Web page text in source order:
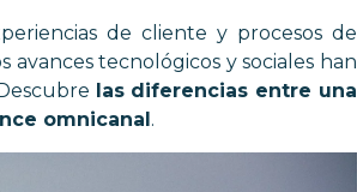
de cliente y procesos de
tecnológicos y sociales han
las diferencias entre una
omnicanal.